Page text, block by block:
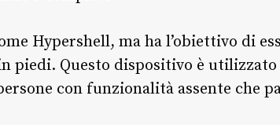
Hypershell, ma ha l’obiettivo di
piedi. Questo dispositivo è utilizzato
con funzionalità assente che